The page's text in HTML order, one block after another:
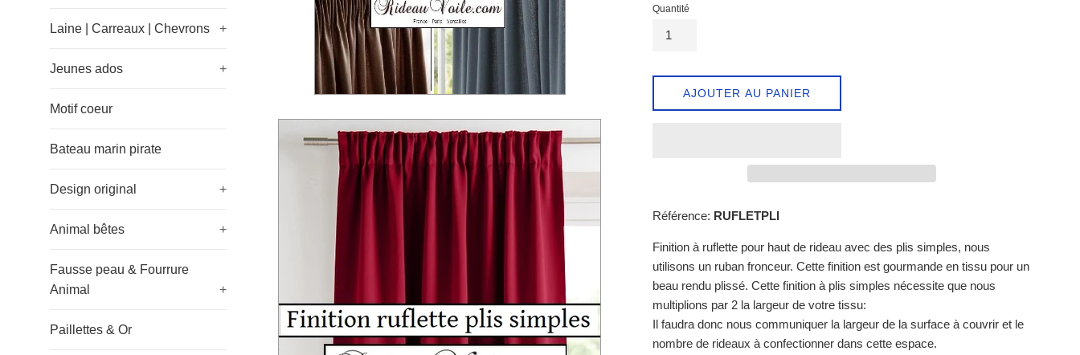
Laine | Carreaux | Chevrons +
Jeunes ados +
Motif coeur
Bateau marin pirate
Design original +
Animal bêtes +
Fausse peau & Fourrure
Animal
+
Paillettes & Or
Quantité
AJOUTER AU PANIER
Référence: RUFLETPLI
Finition à ruflette pour haut de rideau avec des plis simples, nous
utilisons un ruban fronceur. Cette finition est gourmande en tissu pour un
beau rendu plissé. Cette finition à plis simples nécessite que nous
multiplions par 2 la largeur de votre tissu:
Il faudra donc nous communiquer la largeur de la surface à couvrir et le
nombre de rideaux à confectionner dans cette espace.